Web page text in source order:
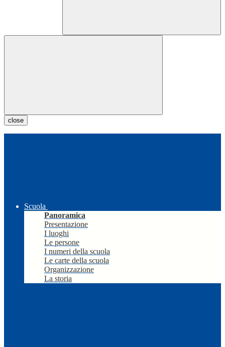
close
Scuola
Panoramica
Presentazione
I luoghi
Le persone
I numeri della scuola
Le carte della scuola
Organizzazione
La storia